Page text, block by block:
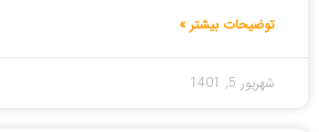
توضیحات بیشتر »
شهریور 5, 1401